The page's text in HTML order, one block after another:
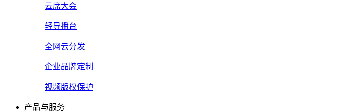
云席大会
轻导播台
全网云分发
企业品牌定制
视频版权保护
产品与服务